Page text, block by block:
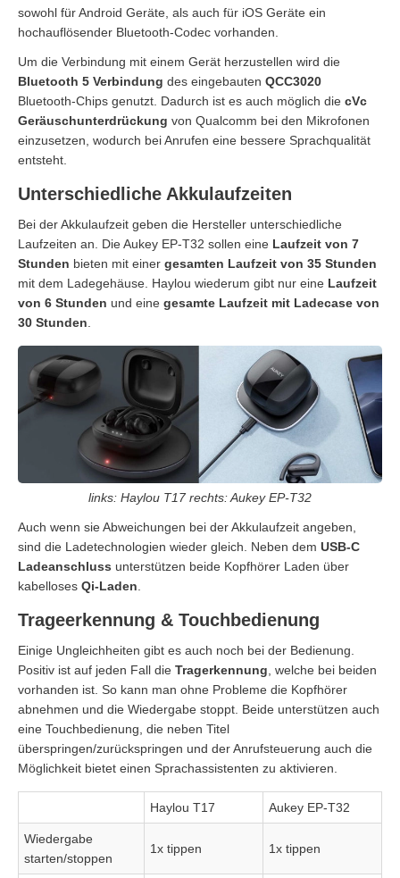
sowohl für Android Geräte, als auch für iOS Geräte ein
hochauflösender Bluetooth-Codec vorhanden.
Um die Verbindung mit einem Gerät herzustellen wird die
Bluetooth 5 Verbindung des eingebauten QCC3020
Bluetooth-Chips genutzt. Dadurch ist es auch möglich die cVc
Geräuschunterdrückung von Qualcomm bei den Mikrofonen
einzusetzen, wodurch bei Anrufen eine bessere Sprachqualität
entsteht.
Unterschiedliche Akkulaufzeiten
Bei der Akkulaufzeit geben die Hersteller unterschiedliche
Laufzeiten an. Die Aukey EP-T32 sollen eine Laufzeit von 7
Stunden bieten mit einer gesamten Laufzeit von 35 Stunden
mit dem Ladegehäuse. Haylou wiederum gibt nur eine Laufzeit
von 6 Stunden und eine gesamte Laufzeit mit Ladecase von
30 Stunden
links: Haylou T17 rechts: Aukey EP-T32
Auch wenn sie Abweichungen bei der Akkulaufzeit angeben,
sind die Ladetechnologien wieder gleich. Neben dem USB-C
Ladeanschluss unterstützen beide Kopfhörer Laden über
kabelloses Qi-Laden
Trageerkennung & Touchbedienung
Einige Ungleichheiten gibt es auch noch bei der Bedienung.
Positiv ist auf jeden Fall die Tragerkennung , welche bei beiden
vorhanden ist. So kann man ohne Probleme die Kopfhörer
abnehmen und die Wiedergabe stoppt. Beide unterstützen auch
eine Touchbedienung, die neben Titel
überspringen/zurückspringen und der Anrufsteuerung auch die
Möglichkeit bietet einen Sprachassistenten zu aktivieren.
Haylou T17 Aukey EP-T32
Wiedergabe
starten/stoppen
1x tippen 1x tippen